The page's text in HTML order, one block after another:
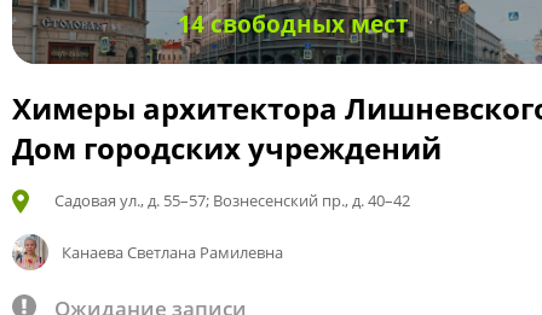
14 свободных мест
Химеры архитектора
Дом городских учреждений
Садовая ул., д. 55–57; Вознесенский пр., д. 40–42
Канаева Светлана Рамилевна
Ожидание записи